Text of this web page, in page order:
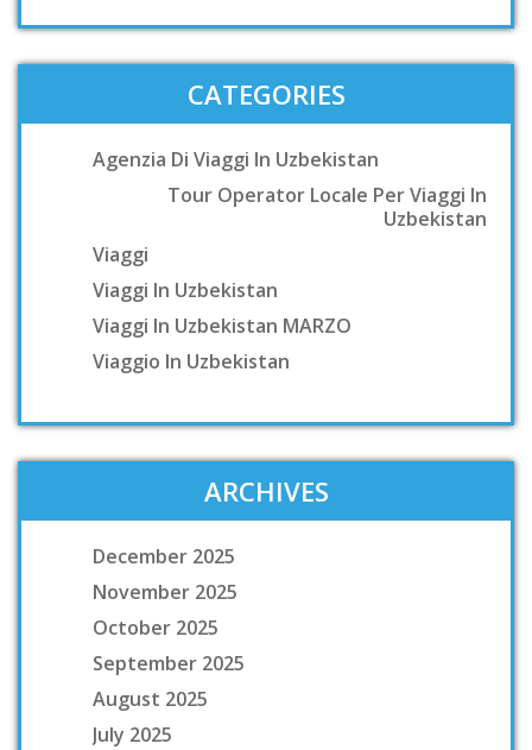
CATEGORIES
Agenzia Di Viaggi In Uzbekistan
Tour Operator Locale Per Viaggi In
Uzbekistan
Viaggi
Viaggi In Uzbekistan
Viaggi In Uzbekistan MARZO
Viaggio In Uzbekistan
ARCHIVES
December 2025
November 2025
October 2025
September 2025
August 2025
July 2025